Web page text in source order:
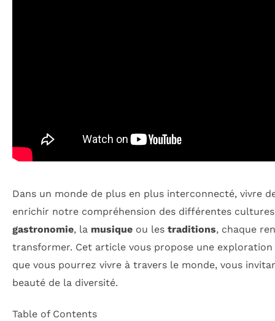
Dans un monde de plus en plus interconnecté, vivre
enrichir notre compréhension des différentes
gastronomie, la musique ou les traditions, chaque
transformer. Cet article vous propose une
que vous pourrez vivre à travers le monde, vous
beauté de la diversité.
Table of Contents